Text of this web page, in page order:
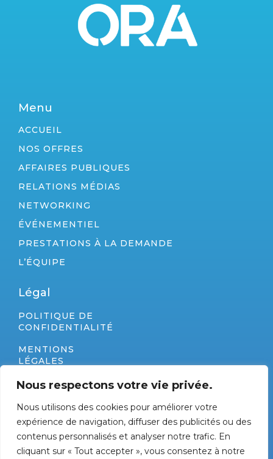
Nous respectons votre vie privée.
Nous utilisons des cookies pour améliorer votre
expérience de navigation, diffuser des publicités ou des
contenus personnalisés et analyser notre trafic. En
cliquant sur « Tout accepter », vous consentez à notre
Menu
ACCUEIL
NOS OFFRES
AFFAIRES PUBLIQUES
RELATIONS MÉDIAS
NETWORKING
ÉVÉNEMENTIEL
PRESTATIONS À LA DEMANDE
L’ÉQUIPE
Légal
POLITIQUE DE
CONFIDENTIALITÉ
MENTIONS
LÉGALES
PLAN DU SITE
Coordonnées
280 RUE JAMES WATT - ZAE TECHNOSUD 66100
PERPIGNAN